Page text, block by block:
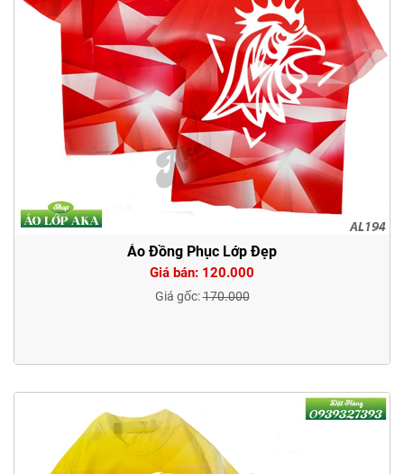
Áo Đồng Phục Lớp Đẹp
Giá bán: 120.000
Giá gốc:170.000